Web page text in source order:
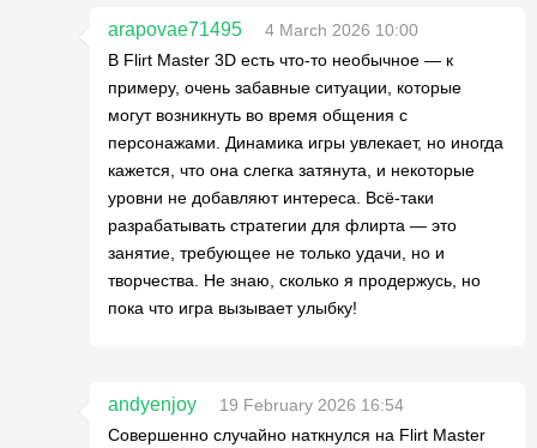
arapovae71495
4 March 2026 10:00
В Flirt Master 3D есть что-то необычное — к
примеру, очень забавные ситуации, которые
могут возникнуть во время общения с
персонажами. Динамика игры увлекает, но иногда
кажется, что она слегка затянута, и некоторые
уровни не добавляют интереса. Всё-таки
разрабатывать стратегии для флирта — это
занятие, требующее не только удачи, но и
творчества. Не знаю, сколько я продержусь, но
пока что игра вызывает улыбку!
andyenjoy
19 February 2026 16:54
Совершенно случайно наткнулся на Flirt Master